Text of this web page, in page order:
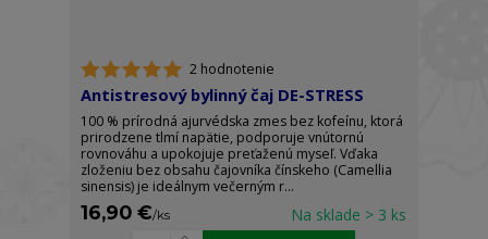
2 hodnotenie
Antistresový bylinný čaj DE-STRESS
100 % prírodná ajurvédska zmes bez kofeínu, ktorá
prirodzene tlmí napätie, podporuje vnútornú
rovnováhu a upokojuje preťaženú myseľ. Vďaka
zloženiu bez obsahu čajovníka čínskeho (Camellia
sinensis) je ideálnym večerným r...
16,90 €/ks Na sklade > 3 ks